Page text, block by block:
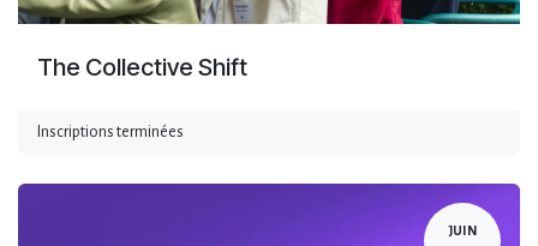
The Collective Shift
Inscriptions terminées
JUIN